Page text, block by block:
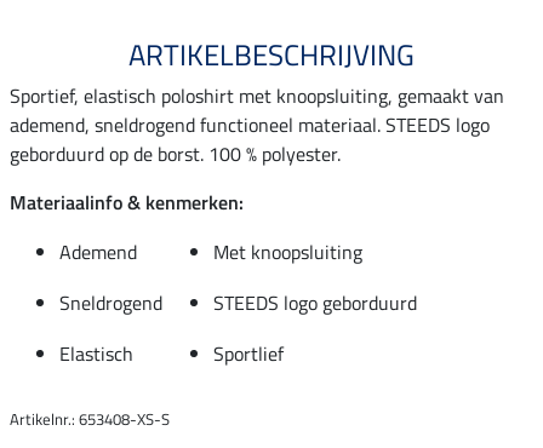
ARTIKELBESCHRIJVING
Sportief, elastisch poloshirt met knoopsluiting, gemaakt van
ademend, sneldrogend functioneel materiaal. STEEDS logo
geborduurd op de borst. 100 % polyester.
Materiaalinfo & kenmerken:
Ademend
Met knoopsluiting
Sneldrogend
STEEDS logo geborduurd
Elastisch
Sportlief
Artikelnr.: 653408-XS-S